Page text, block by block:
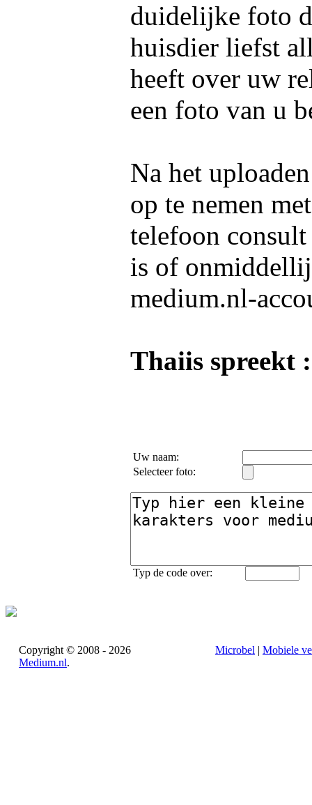
duidelijke foto
huisdier liefst
heeft over uw
een foto van u
Na het
op te nemen
telefoon
is of
medium.nl-
Thaiis spreekt :
Uw naam:
Selecteer foto:
Typ de code over:
Copyright © 2008 - 2026
Medium.nl.
Microbel | Mobiele